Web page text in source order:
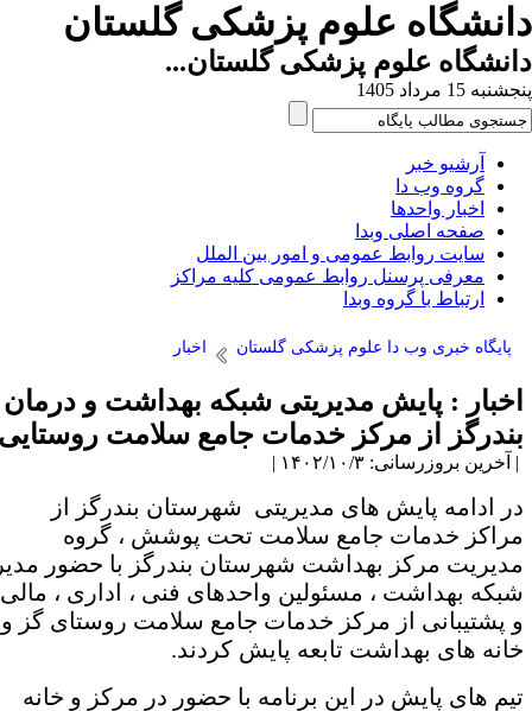
علوم پزشکی گلستان
علوم پزشکی گلستان...
15 مرداد 1405
آرشیو خبر
گروه وب دا
اخبار واحدها
صفحه اصلی وبدا
سایت روابط عمومی و امور بین الملل
معرفی پرسنل روابط عمومی کلیه مراکز
ارتباط با گروه وبدا
پایگاه خبری وب دا علوم پزشکی گلستان اخبار
: پایش مدیریتی شبکه بهداشت و درمان
از مرکز خدمات جامع سلامت روستایی
بروزرسانی: ۱۴۰۲/۱۰/۳ |
ادامه پایش های مدیریتی شهرستان بندرگز از
خدمات جامع سلامت تحت پوشش ، گروه
مرکز بهداشت شهرستان بندرگز با حضور مدیر
بهداشت ، مسئولین واحدهای فنی ، اداری ، مالی
پشتیبانی از مرکز خدمات جامع سلامت روستای گز و
های بهداشت تابعه پایش کردند.
های پایش در این برنامه با حضور در مرکز و خانه